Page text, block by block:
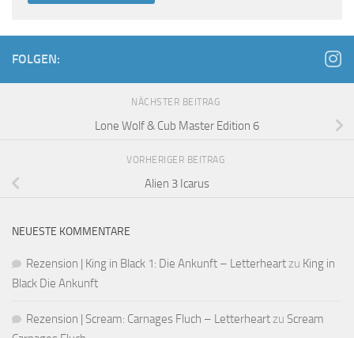
FOLGEN:
NÄCHSTER BEITRAG
Lone Wolf & Cub Master Edition 6
VORHERIGER BEITRAG
Alien 3 Icarus
NEUESTE KOMMENTARE
Rezension | King in Black 1: Die Ankunft – Letterheartzu King in
Black Die Ankunft
Rezension | Scream: Carnages Fluch – Letterheartzu Scream